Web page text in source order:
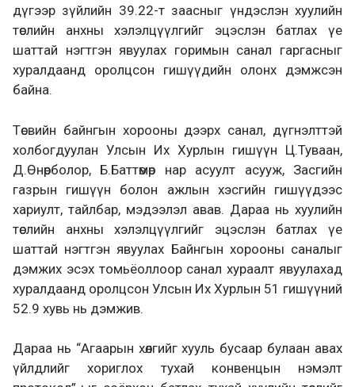
дүгээр зүйлийн 39.22-т заасныг үндэслэн хуулийн
төслийн анхны хэлэлцүүлгийг эцэслэн батлах үе
шаттай нэгтгэн явуулах горимын санал гаргасныг
хуралдаанд оролцсон гишүүдийн олонх дэмжсэн
байна.
Төсвийн байнгын хорооны дээрх санал, дүгнэлттэй
холбогдуулан Улсын Их Хурлын гишүүн Ц.Туваан,
Д.Өнөрболор, Б.Баттөмөр нар асуулт асууж, Засгийн
газрын гишүүн болон ажлын хэсгийн гишүүдээс
хариулт, тайлбар, мэдээлэл авав. Дараа нь хуулийн
төслийн анхны хэлэлцүүлгийг эцэслэн батлах үе
шаттай нэгтгэн явуулах Байнгын хорооны саналыг
дэмжих эсэх томьёоллоор санал хураалт явуулахад
хуралдаанд оролцсон Улсын Их Хурлын 51 гишүүний
52.9 хувь нь дэмжив.
Дараа нь “Агаарын хөлгийг хууль бусаар булаан авах
үйлдлийг хориглох тухай конвенцын нэмэлт